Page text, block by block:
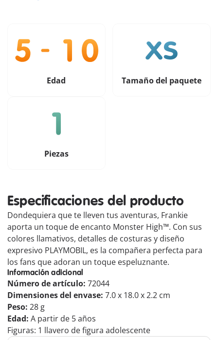
Edad Tamaño del paquete
Piezas
Especificaciones del producto
Dondequiera que te lleven tus aventuras, Frankie
aporta un toque de encanto Monster High™. Con sus
colores llamativos, detalles de costuras y diseño
expresivo PLAYMOBIL, es la compañera perfecta para
los fans que adoran un toque espeluznante.
Información adicional
Número de artículo: 72044
Dimensiones del envase: 7.0 x 18.0 x 2.2 cm
Peso: 28 g
Edad: A partir de 5 años
Figuras: 1 llavero de figura adolescente